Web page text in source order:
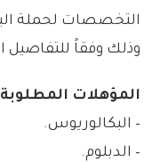
التخصصات لحملة
وذلك وفقاً للتفاصيل
المؤهلات
– البكالوريوس.
– الدبلوم.